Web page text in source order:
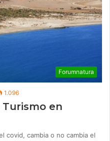
Forumnatura
1.096
en
covid, cambia o no cambia el